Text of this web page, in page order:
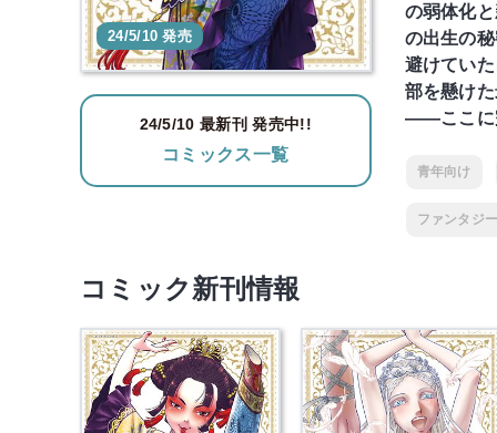
24/5/10 発売
24/5/10 最新刊 発売中!!
コミックス一覧
の弱体化
の出生の
避けてい
部を懸け
――ここに
青年向け
ファンタジー
コミック新刊情報